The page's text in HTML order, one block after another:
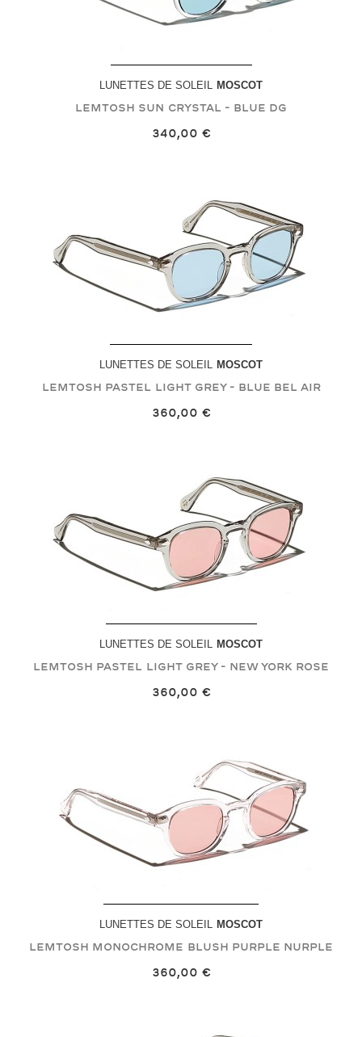
LUNETTES DE SOLEIL MOSCOT
LEMTOSH SUN Crystal - Blue DG
340,00 €
LUNETTES DE SOLEIL MOSCOT
LEMTOSH PASTEL Light Grey - Blue Bel Air
360,00 €
LUNETTES DE SOLEIL MOSCOT
LEMTOSH PASTEL Light Grey - New York Rose
360,00 €
LUNETTES DE SOLEIL MOSCOT
LEMTOSH MONOCHROME Blush Purple Nurple
360,00 €